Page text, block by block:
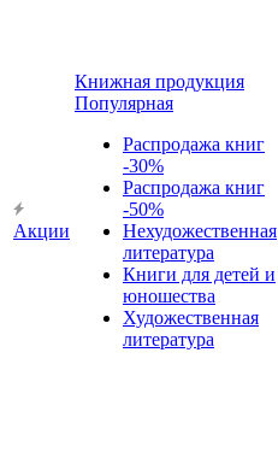
Акции
Книжная продукция
Популярная
Распродажа книг
-30%
Распродажа книг
-50%
Нехудожественная
литература
Книги для детей и
юношества
Художественная
литература